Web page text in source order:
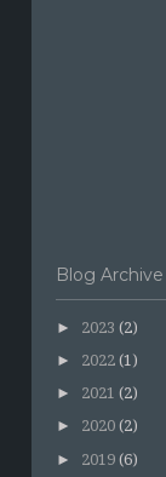
Blog Archive
► 2023 (2)
► 2022 (1)
► 2021 (2)
► 2020 (2)
► 2019 (6)